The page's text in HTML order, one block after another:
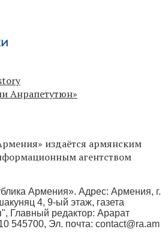
Анрапетутюн»
издаётся армянским
агентством
Армения». Адрес: Армения, г.
4, 9-ый этаж, газета
Главный редактор: Арарат
545700, Эл. почта: contact@ra.am